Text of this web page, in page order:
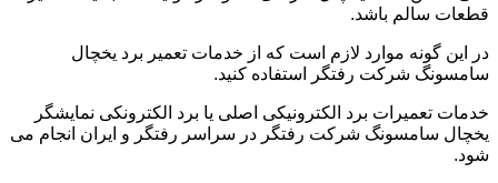
قطعات سالم باشد.
در این گونه موارد لازم است که از خدمات تعمیر برد یخچال
سامسونگ شرکت رفتگر استفاده کنید.
خدمات تعمیرات برد الکترونیکی اصلی یا برد الکترونکی نمایشگر
یخچال سامسونگ شرکت رفتگر در سراسر رفتگر و ایران انجام می
شود.